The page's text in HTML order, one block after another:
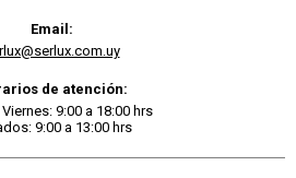
Email:
de atención:
9:00 a 18:00 hrs
9:00 a 13:00 hrs